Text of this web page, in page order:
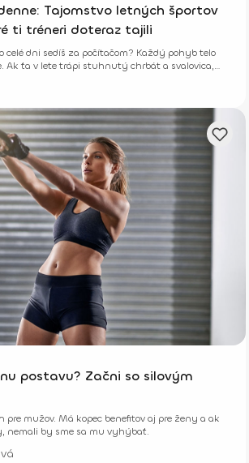
Tajomstvo letných športov
ti tréneri doteraz tajili
celé dni sedíš za počítačom? Každý pohyb telo
Ak ťa v lete trápi stuhnutý chrbát a svalovica,
ako ti len 10 minút správneho cvičenia denne
leto úplne bez b
postavu? Začni so silovým
pre mužov. Má kopec benefitov aj pre ženy a ak
nemali by sme sa mu vyhýbať.